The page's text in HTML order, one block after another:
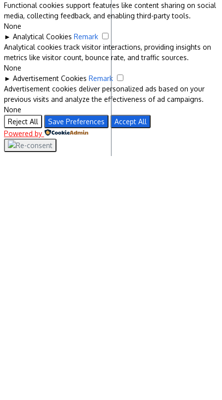
Functional cookies support features like content sharing on social
media, collecting feedback, and enabling third-party tools.
None
► Analytical Cookies Remark
Analytical cookies track visitor interactions, providing insights on
metrics like visitor count, bounce rate, and traffic sources.
None
► Advertisement Cookies Remark
Advertisement cookies deliver personalized ads based on your
previous visits and analyze the effectiveness of ad campaigns.
None
Reject All
Save Preferences
Accept All
Powered by